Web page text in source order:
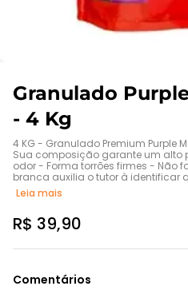
Granulado
- 4 Kg
4 KG - Granulado Premium Purple
Sua composição garante um alto
odor - Forma torrões firmes - Não
branca auxilia o tutor à identificar
gato
Leia mais
R$ 39,90
Comentários